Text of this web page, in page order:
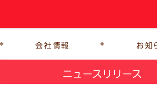
ニュースリリース